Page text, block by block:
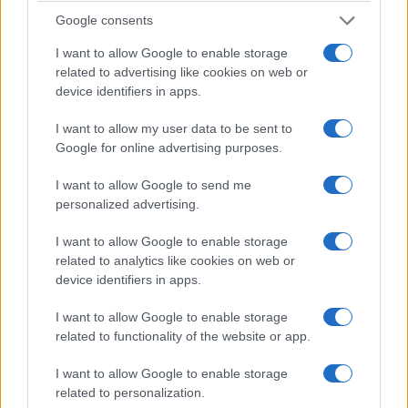
Google consents
I want to allow Google to enable storage
related to advertising like cookies on web or
device identifiers in apps.
I want to allow my user data to be sent to
Google for online advertising purposes.
I want to allow Google to send me
personalized advertising.
I want to allow Google to enable storage
related to analytics like cookies on web or
device identifiers in apps.
I want to allow Google to enable storage
related to functionality of the website or app.
I want to allow Google to enable storage
related to personalization.
Σήμερα η κηδεία του Λάκη Χαλκιά στο Α’
6/08/2026 - 8:35πμ
ΠΟΛΙΤΙΣΜΟΣ